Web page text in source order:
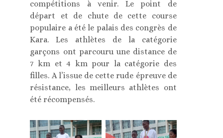
compétitions à venir. Le point de
départ et de chute de cette course
populaire a été le palais des congrès de
Kara. Les athlètes de la catégorie
garçons ont parcouru une distance de
7 km et 4 km pour la catégorie des
filles. A l’issue de cette rude épreuve de
résistance, les meilleurs athlètes ont
été récompensés.